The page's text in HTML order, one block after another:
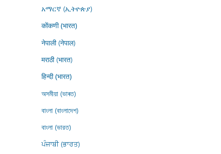
አማርኛ (ኢትዮጵያ)
कोंकणी (भारत)
नेपाली (नेपाल)
मराठी (भारत)
हिन्दी (भारत)
অসমীয়া (ভাৰত)
বাংলা (বাংলাদেশ)
বাংলা (ভারত)
ਪੰਜਾਬੀ (ਭਾਰਤ)